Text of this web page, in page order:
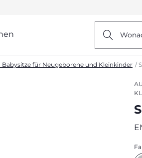
für Neugeborene und Kleinkinder